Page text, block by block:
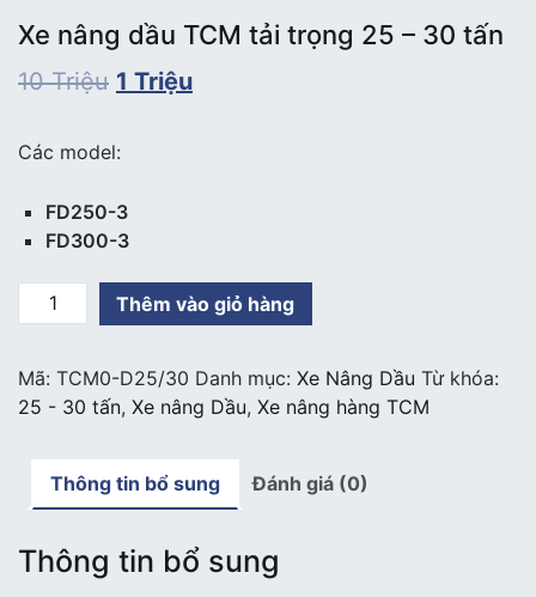
Xe nâng dầu TCM tải trọng 25 – 30 tấn
10Triệu 1 Triệu
Các model:
FD250-3
FD300-3
nâng
TCM
tải
tấn
Thêm vào giỏ hàng
Mã: TCM0-D25/30 Danh mục: Xe Nâng Dầu Từ khóa:
25 - 30 tấn, Xe nâng Dầu, Xe nâng hàng TCM
Thông tin bổ sung Đánh giá (0)
Thông tin bổ sung